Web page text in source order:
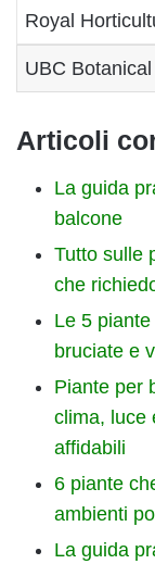
Royal
UBC
Articoli
La guida
balcone
Tutto sulle
che
Le 5
bruciate e
Piante per
clima, luce
affidabili
6 piante
ambienti
La guida